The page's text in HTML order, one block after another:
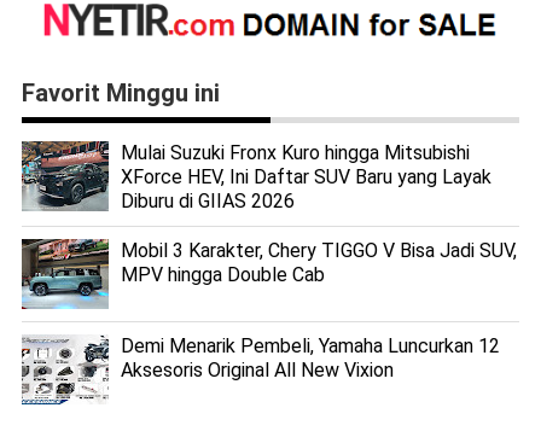
Favorit Minggu ini
Mulai Suzuki Fronx Kuro hingga Mitsubishi
XForce HEV, Ini Daftar SUV Baru yang Layak
Diburu di GIIAS 2026
Mobil 3 Karakter, Chery TIGGO V Bisa Jadi SUV,
MPV hingga Double Cab
Demi Menarik Pembeli, Yamaha Luncurkan 12
Aksesoris Original All New Vixion